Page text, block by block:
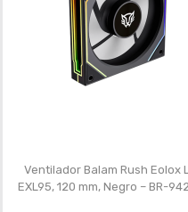
Ventilador Balam Rush Eolox
EXL95, 120 mm, Negro – BR-